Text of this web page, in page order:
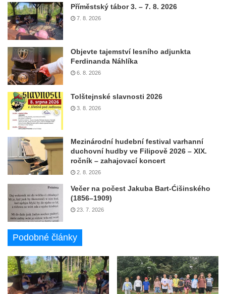
Příměstský tábor 3. – 7. 8. 2026
7. 8. 2026
Objevte tajemství lesního adjunkta
Ferdinanda Náhlíka
6. 8. 2026
Tolštejnské slavnosti 2026
3. 8. 2026
Mezinárodní hudební festival varhanní
duchovní hudby ve Filipově 2026 – XIX.
ročník – zahajovací koncert
2. 8. 2026
Večer na počest Jakuba Bart-Ćišinského
(1856–1909)
23. 7. 2026
Podobné články